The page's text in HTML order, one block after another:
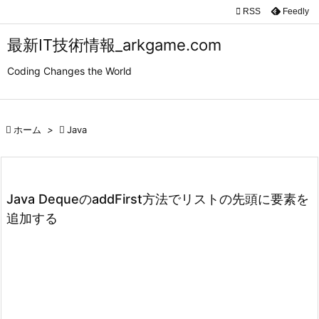
最新IT技術情報_arkgame.com
Coding Changes the World


検索
 RSS Feedly
 ホーム >  Java
Java DequeのaddFirst方法でリストの先頭に要素を
追加する